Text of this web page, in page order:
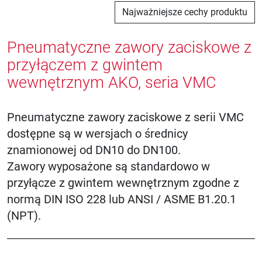
Najważniejsze cechy produktu
Pneumatyczne zawory zaciskowe z
przyłączem z gwintem
wewnętrznym AKO, seria VMC
Pneumatyczne zawory zaciskowe z serii VMC
dostępne są w wersjach o średnicy
znamionowej od DN10 do DN100.
Zawory wyposażone są standardowo w
przyłącze z gwintem wewnętrznym zgodne z
normą DIN ISO 228 lub ANSI / ASME B1.20.1
(NPT).